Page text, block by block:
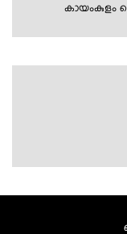
കായംകുളം